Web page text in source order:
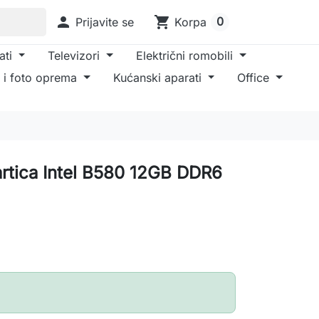
 Prijavite se shopping_cart Korpa 0
Televizori
Električni romobili
i foto oprema Kućanski aparati
Office
Intel B580 12GB DDR6